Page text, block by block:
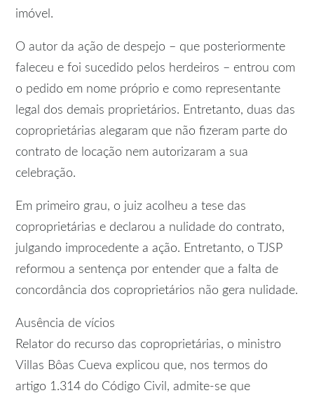
imóvel.
O autor da ação de despejo – que posteriormente
faleceu e foi sucedido pelos herdeiros – entrou com
o pedido em nome próprio e como representante
legal dos demais proprietários. Entretanto, duas das
coproprietárias alegaram que não fizeram parte do
contrato de locação nem autorizaram a sua
celebração.
Em primeiro grau, o juiz acolheu a tese das
coproprietárias e declarou a nulidade do contrato,
julgando improcedente a ação. Entretanto, o TJSP
reformou a sentença por entender que a falta de
concordância dos coproprietários não gera nulidade.
Ausência de vícios
Relator do recurso das coproprietárias, o ministro
Villas Bôas Cueva explicou que, nos termos do
artigo 1.314 do Código Civil, admite-se que